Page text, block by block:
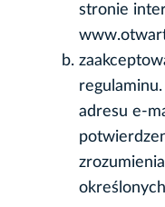
stronie
adresu e-